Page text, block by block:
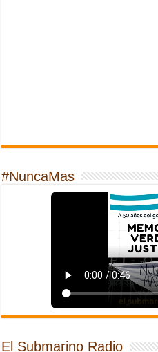
#NuncaMas
El Submarino Radio